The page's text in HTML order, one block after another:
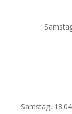
Samstag,